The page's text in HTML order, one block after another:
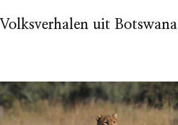
Volksverhalen uit Botswana